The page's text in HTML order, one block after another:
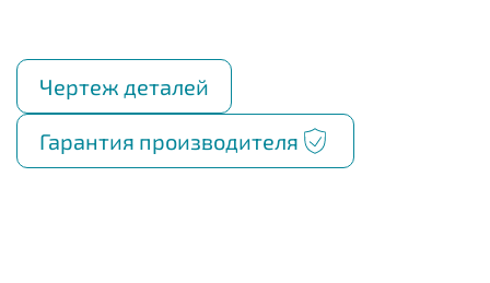
Чертеж деталей
Гарантия производителя